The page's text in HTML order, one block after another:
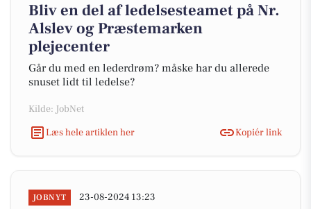
Bliv en del af ledelsesteamet på Nr.
Alslev og Præstemarken
plejecenter
Går du med en lederdrøm? måske har du allerede
snuset lidt til ledelse?
Kilde: JobNet
Læs hele artiklen her
Kopiér link
JOBNYT 23-08-2024 13:23